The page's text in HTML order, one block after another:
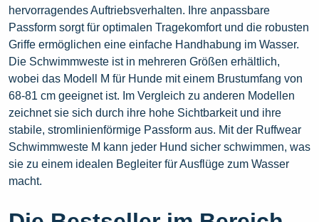
hervorragendes Auftriebsverhalten. Ihre anpassbare
Passform sorgt für optimalen Tragekomfort und die robusten
Griffe ermöglichen eine einfache Handhabung im Wasser.
Die Schwimmweste ist in mehreren Größen erhältlich,
wobei das Modell M für Hunde mit einem Brustumfang von
68-81 cm geeignet ist. Im Vergleich zu anderen Modellen
zeichnet sie sich durch ihre hohe Sichtbarkeit und ihre
stabile, stromlinienförmige Passform aus. Mit der Ruffwear
Schwimmweste M kann jeder Hund sicher schwimmen, was
sie zu einem idealen Begleiter für Ausflüge zum Wasser
macht.